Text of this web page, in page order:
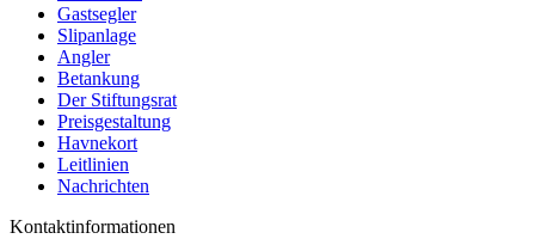
Gastsegler
Slipanlage
Angler
Betankung
Der Stiftungsrat
Preisgestaltung
Havnekort
Leitlinien
Nachrichten
Kontaktinformationen